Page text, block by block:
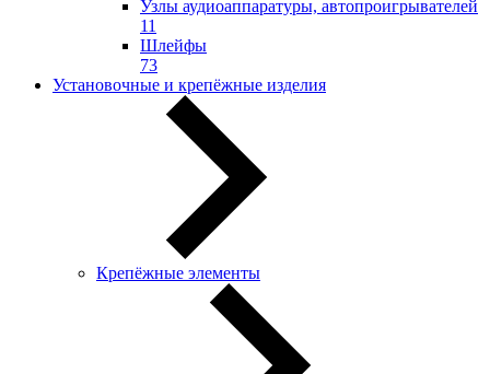
Узлы аудиоаппаратуры, автопроигрывателей
11
Шлейфы
73
Установочные и крепёжные изделия
Крепёжные элементы